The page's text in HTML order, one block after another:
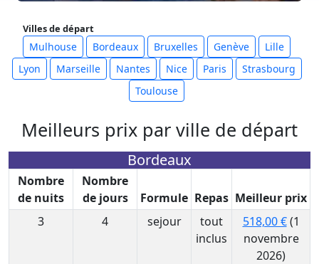
Villes de départ
Mulhouse Bordeaux Bruxelles Genève
Lille
Lyon
Marseille Nantes Nice Paris
Strasbourg
Toulouse
Meilleurs prix par ville de départ
Bordeaux
Nombre
de nuits
Nombre
de jours
Formule Repas Meilleur prix
3
4 sejour
tout
inclus
518,00 €(1
novembre
2026)